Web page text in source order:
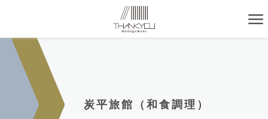
炭平旅館（和食調理）